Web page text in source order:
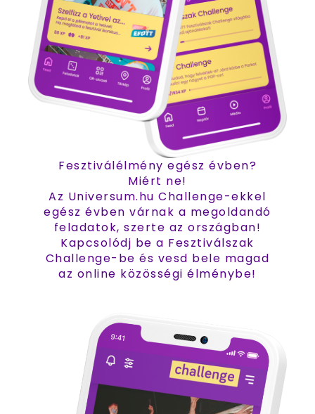
Fesztiválélmény egész évben?
Miért ne!
Az Universum.hu Challenge-ekkel
egész évben várnak a megoldandó
feladatok, szerte az országban!
Kapcsolódj be a Fesztiválszak
Challenge-be és vesd bele magad
az online közösségi élménybe!